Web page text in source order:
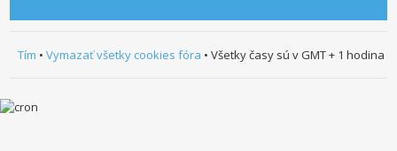
Tím • Vymazať všetky cookies fóra • Všetky časy sú v GMT + 1 hodina